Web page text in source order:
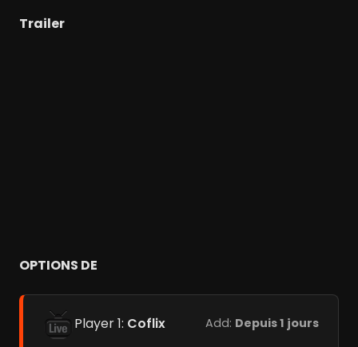
Trailer
OPTIONS DE
Player 1: Coflix Add: Depuis 1 jours